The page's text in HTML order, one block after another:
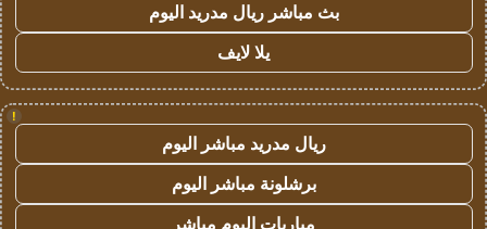
بث مباشر ريال مدريد اليوم
يلا لايف
!
ريال مدريد مباشر اليوم
برشلونة مباشر اليوم
مباريات اليوم مباشر